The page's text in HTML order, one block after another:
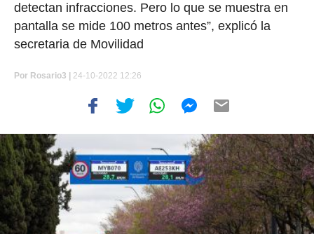
detectan infracciones. Pero lo que se muestra en
pantalla se mide 100 metros antes”, explicó la
secretaria de Movilidad
Por Rosario3 | 24-10-2022 12:26